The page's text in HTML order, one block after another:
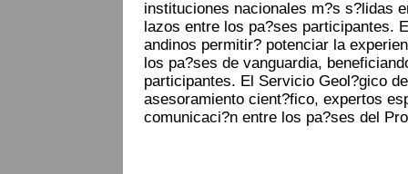
instituciones nacionales m?s s?lidas
lazos entre los pa?ses participantes.
andinos permitir? potenciar la
los pa?ses de vanguardia,
participantes. El Servicio Geol?gico
asesoramiento cient?fico, expertos
comunicaci?n entre los pa?ses del